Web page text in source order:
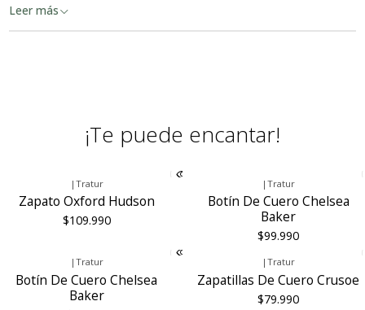
Hecho en Chile
Leer más
¡Te puede encantar!
| Tratur
Zapato Oxford Hudson
$109.990
|Tratur
Botín De Cuero Chelsea
Baker
$99.990
| Tratur
Botín De Cuero Chelsea
Baker
|Tratur
Zapatillas De Cuero Crusoe
$79.990